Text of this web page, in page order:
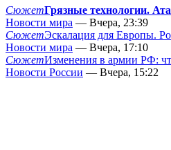
СюжетГрязные технологии.
Новости мира — Вчера, 23:39
СюжетЭскалация для Европы.
Новости мира — Вчера, 17:10
СюжетИзменения в армии РФ:
Новости России — Вчера, 15:22